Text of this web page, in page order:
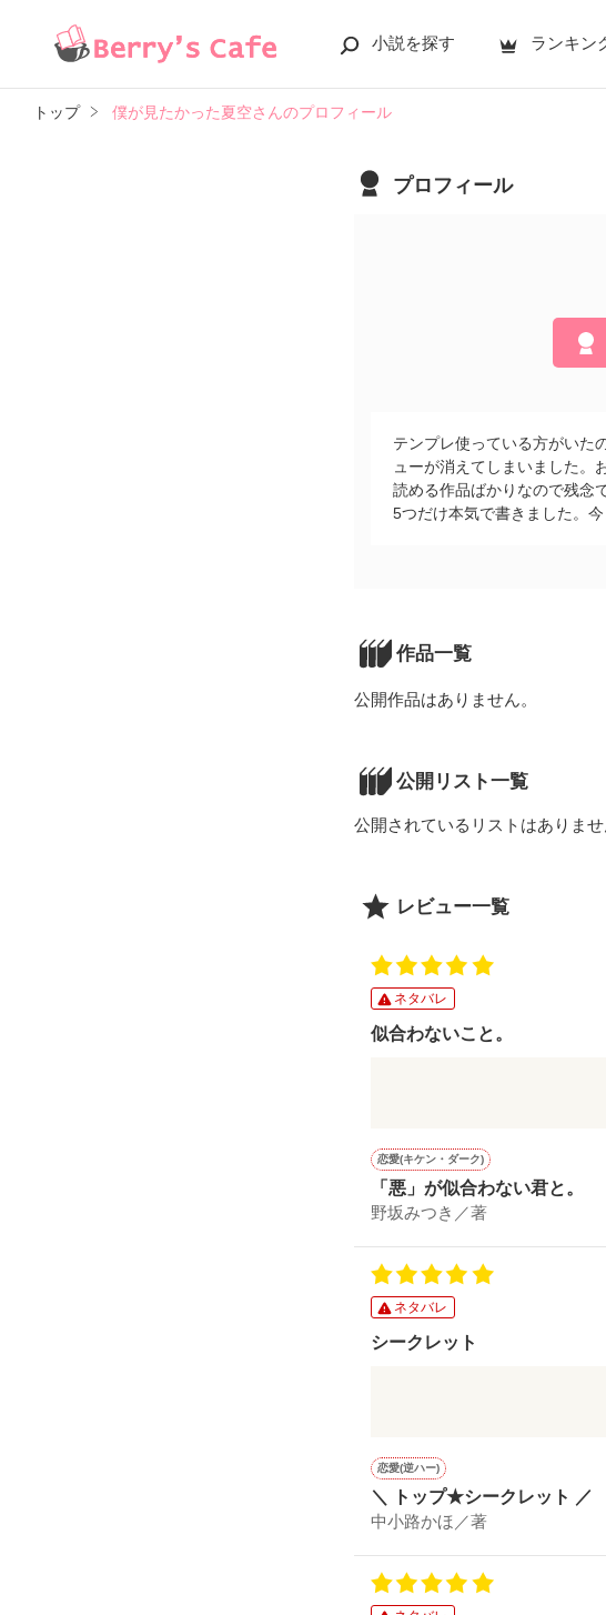
小説を探す ランキン
トップ 僕が見たかった夏空さんのプロフィール
プロフィール
テンプレ使っている方がいた
ューが消えてしまいました。
読める作品ばかりなので残念
5つだけ本気で書きました。
作品一覧
公開作品はありません。
公開リスト一覧
公開されているリストはありませ
レビュー一覧
ネタバレ
似合わないこと。
似合わないことをすると空
恋愛(キケン・ダーク)
「悪」が似合わない君と。
野坂みつき／著
ネタバレ
シークレット
秘密があるからこそのお話
恋愛(逆ハー)
＼ トップ★シークレット ／
中小路かほ／著